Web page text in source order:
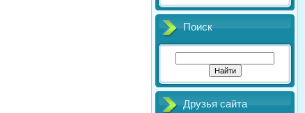
Поиск
Друзья сайта